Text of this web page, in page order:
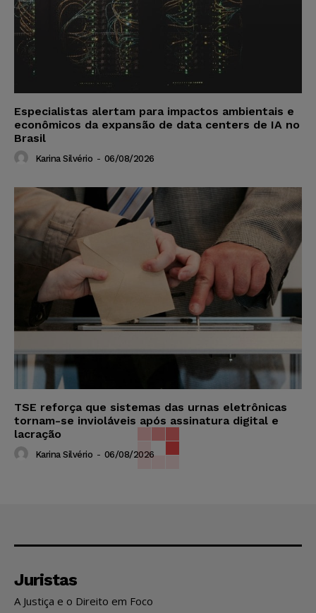
Especialistas alertam para impactos ambientais e
econômicos da expansão de data centers de IA no
Brasil
Karina Silvério - 06/08/2026
TSE reforça que sistemas das urnas eletrônicas
tornam-se invioláveis após assinatura digital e
lacração
Karina Silvério - 06/08/2026
Juristas
A Justiça e o Direito em Foco